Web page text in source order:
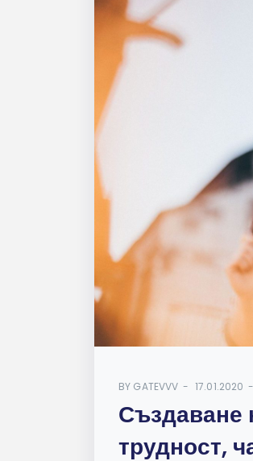
BY GATEVVV 17.01.2020
Създаване
трудност,